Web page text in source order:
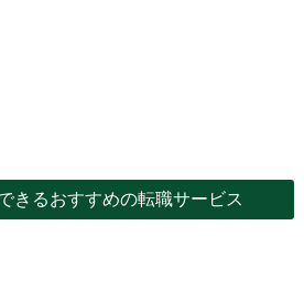
きるおすすめの転職サービス